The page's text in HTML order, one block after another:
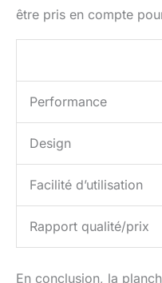
être pris en compte
Performance
Design
Facilité d’utilisation
Rapport qualité/prix
En conclusion, la